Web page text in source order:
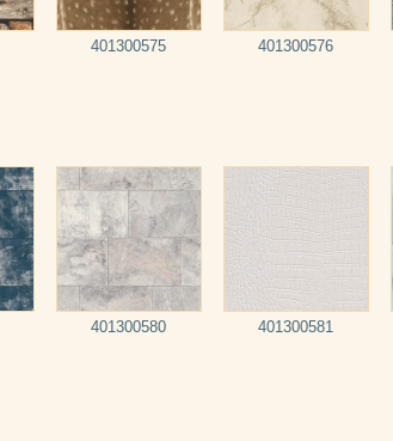
401300575 401300576
401300580 401300581